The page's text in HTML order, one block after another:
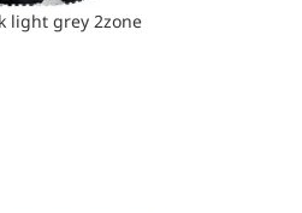
light grey 2zone